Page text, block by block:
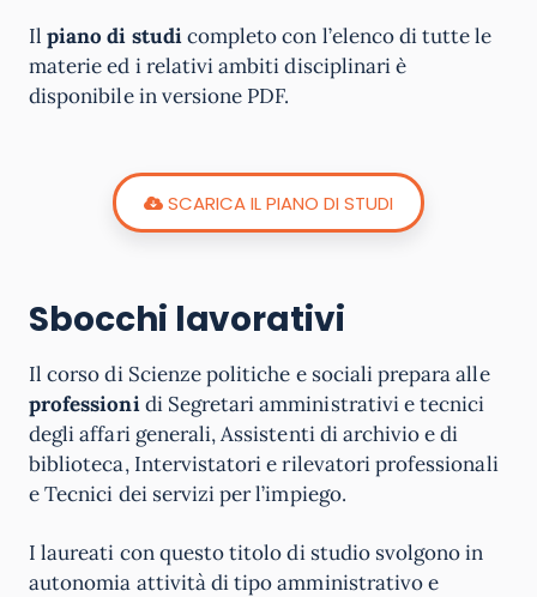
Ilpiano di studicompleto con l’elenco di tutte le
materie ed i relativi ambiti disciplinari è
disponibile in versione PDF.
SCARICA IL PIANO DI STUDI
Sbocchi lavorativi
Il corso di Scienze politiche e sociali prepara alle
professionidi Segretari amministrativi e tecnici
degli affari generali, Assistenti di archivio e di
biblioteca, Intervistatori e rilevatori professionali
e Tecnici dei servizi per l’impiego.
I laureati con questo titolo di studio svolgono in
autonomia attività di tipo amministrativo e